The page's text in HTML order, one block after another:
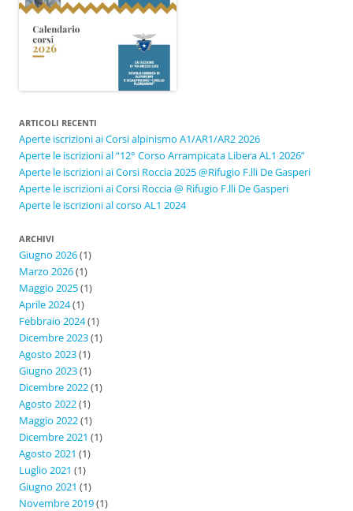
ARTICOLI RECENTI
Aperte iscrizioni ai Corsi alpinismo A1/AR1/AR2 2026
Aperte le iscrizioni al “12° Corso Arrampicata Libera AL1 2026”
Aperte le iscrizioni ai Corsi Roccia 2025 @Rifugio F.lli De Gasperi
Aperte le iscrizioni ai Corsi Roccia @ Rifugio F.lli De Gasperi
Aperte le iscrizioni al corso AL1 2024
ARCHIVI
Giugno 2026(1)
Marzo 2026(1)
Maggio 2025(1)
Aprile 2024(1)
Febbraio 2024(1)
Dicembre 2023(1)
Agosto 2023(1)
Giugno 2023(1)
Dicembre 2022(1)
Agosto 2022(1)
Maggio 2022(1)
Dicembre 2021 (1)
Agosto 2021 (1)
Luglio 2021 (1)
Giugno 2021 (1)
Novembre 2019(1)